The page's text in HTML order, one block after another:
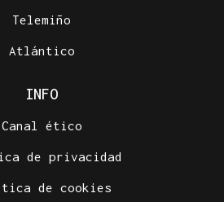
Telemiño
Atlántico
INFO
Canal ético
de privacidad
de cookies